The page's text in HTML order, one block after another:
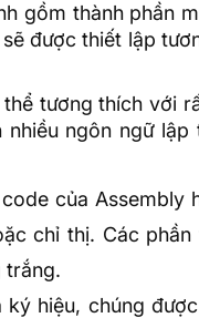
gồm thành phần
được thiết lập
tương thích với
ngôn ngữ
của
chỉ thị. Các
trắng.
hiệu, chúng